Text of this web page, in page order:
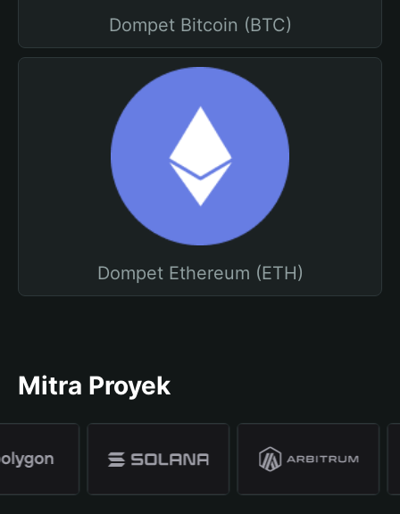
Dompet Bitcoin (BTC)
Dompet Ethereum (ETH)
Mitra Proyek